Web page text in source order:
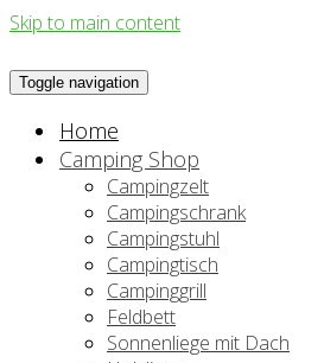
Skip to main content
Toggle navigation
Home
Camping Shop
Campingzelt
Campingschrank
Campingstuhl
Campingtisch
Campinggrill
Feldbett
Sonnenliege mit Dach